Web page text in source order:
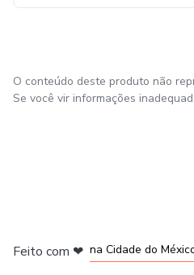
O conteúdo deste produto não
Se você vir informações
Feito com ❤ na Cidade do